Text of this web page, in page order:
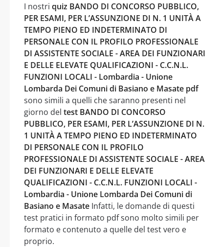
I nostri quiz BANDO DI CONCORSO PUBBLICO,
PER ESAMI, PER L’ASSUNZIONE DI N. 1 UNITÀ A
TEMPO PIENO ED INDETERMINATO DI
PERSONALE CON IL PROFILO PROFESSIONALE
DI ASSISTENTE SOCIALE - AREA DEI FUNZIONARI
E DELLE ELEVATE QUALIFICAZIONI - C.C.N.L.
FUNZIONI LOCALI - Lombardia - Unione
Lombarda Dei Comuni di Basiano e Masate pdf
sono simili a quelli che saranno presenti nel
giorno del test BANDO DI CONCORSO
PUBBLICO, PER ESAMI, PER L’ASSUNZIONE DI N.
1 UNITÀ A TEMPO PIENO ED INDETERMINATO
DI PERSONALE CON IL PROFILO
PROFESSIONALE DI ASSISTENTE SOCIALE - AREA
DEI FUNZIONARI E DELLE ELEVATE
QUALIFICAZIONI - C.C.N.L. FUNZIONI LOCALI -
Lombardia - Unione Lombarda Dei Comuni di
Basiano e Masate Infatti, le domande di questi
test pratici in formato pdf sono molto simili per
formato e contenuto a quelle del test vero e
proprio.